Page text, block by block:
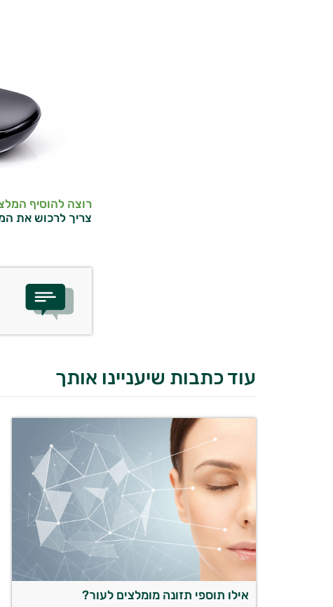
רוצה להוסיף
צריך לרכוש את
עוד כתבות שיעניינו אותך
אילו תוספי תזונה מומלצים לעור?